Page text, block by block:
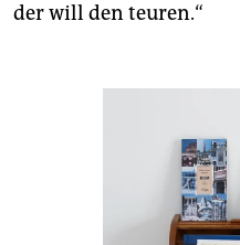
der will den teuren.“